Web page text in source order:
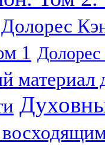
Долорес
1
материал